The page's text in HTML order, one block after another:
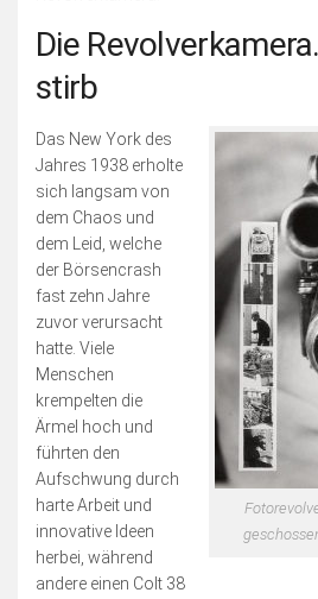
Die
stirb
Das New York des
Jahres 1938 erholte
sich langsam von
dem Chaos und
dem Leid, welche
der Börsencrash
fast zehn Jahre
zuvor verursacht
hatte. Viele
Menschen
krempelten die
Ärmel hoch und
führten den
Aufschwung durch
harte Arbeit und
innovative Ideen
herbei, während
andere einen Colt 38